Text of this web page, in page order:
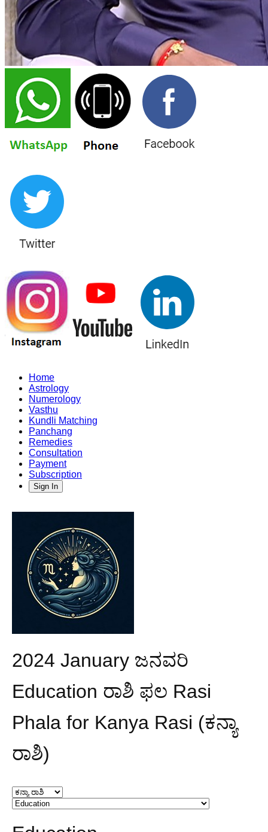
Home
Astrology
Numerology
Vasthu
Kundli Matching
Panchang
Remedies
Consultation
Payment
Subscription
Sign In
2024 January ಜನವರಿ
Education ರಾಶಿ ಫಲ Rasi
Phala for Kanya Rasi (ಕನ್ಯಾ
ರಾಶಿ)